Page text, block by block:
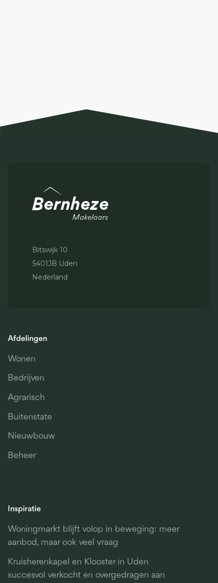
Bitswijk 10
5401JB Uden
Nederland
Afdelingen
Wonen
Bedrijven
Agrarisch
Buitenstate
Nieuwbouw
Beheer
Inspiratie
Woningmarkt blijft volop in beweging: meer
aanbod, maar ook veel vraag
Kruisherenkapel en Klooster in Uden
succesvol verkocht en overgedragen aan